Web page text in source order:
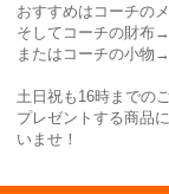
おすすめはコーチの
そしてコーチの財布→
またはコーチの小物→
土日祝も16時までの
プレゼントする商品
いませ！